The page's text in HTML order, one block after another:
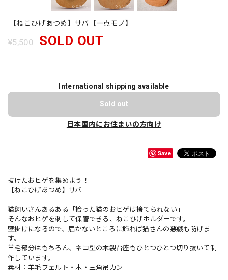
【ねこひげあつめ】サバ【一点モノ】
¥5,500 SOLD OUT
International shipping available
Sold out
日本国内にお住まいの方向け
Save
抜けたおヒゲを集めよう！
【ねこひげあつめ】サバ
猫飼いさんあるある「拾った猫のおヒゲは捨てられない」
そんなおヒゲを刺して保管できる、ねこひげホルダーです。
壁掛けになるので、届かないところに飾れば猫さんの悪戯も防げま
す。
羊毛部分はもちろん、ネコ型の木製台座もひとつひとつ切り抜いて制
作しています。
素材：羊毛フェルト・木・三角吊カン